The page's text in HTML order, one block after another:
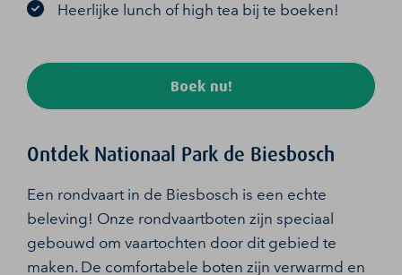
Heerlijke lunch of high tea bij te boeken!
Boek nu!
Ontdek Nationaal Park de Biesbosch
Een rondvaart in de Biesbosch is een echte
beleving! Onze rondvaartboten zijn speciaal
gebouwd om vaartochten door dit gebied te
maken. De comfortabele boten zijn verwarmd en